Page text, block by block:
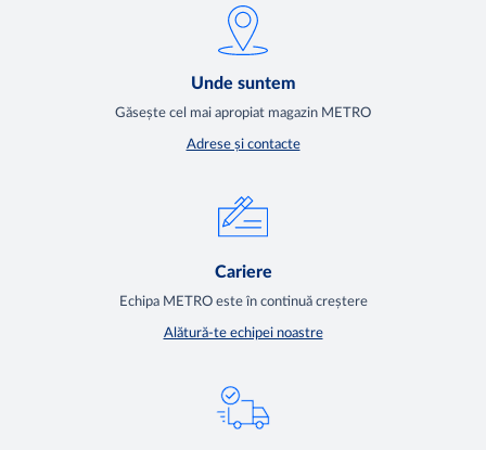
Unde suntem
Găsește cel mai apropiat magazin METRO
Adrese și contacte
Cariere
Echipa METRO este în continuă creștere
Alătură-te echipei noastre